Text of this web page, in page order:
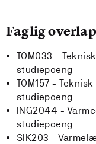
Faglig
TOM033 -
studiepoeng
TOM157 -
studiepoeng
ING2044 -
studiepoeng
SIK203 -